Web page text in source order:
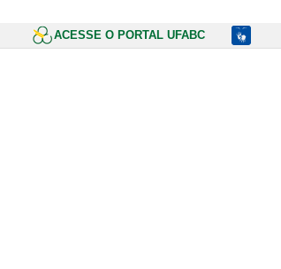
ACESSE O PORTAL UFABC